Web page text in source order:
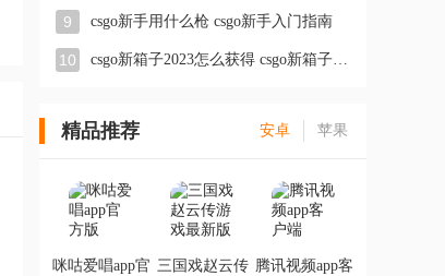
9 csgo新手用什么枪 csgo新手入门指南
10 csgo新箱子2023怎么获得 csgo新箱子掉落机制
精品推荐 安卓 苹果
咪咕爱唱app官 三国戏赵云传 腾讯视频app客